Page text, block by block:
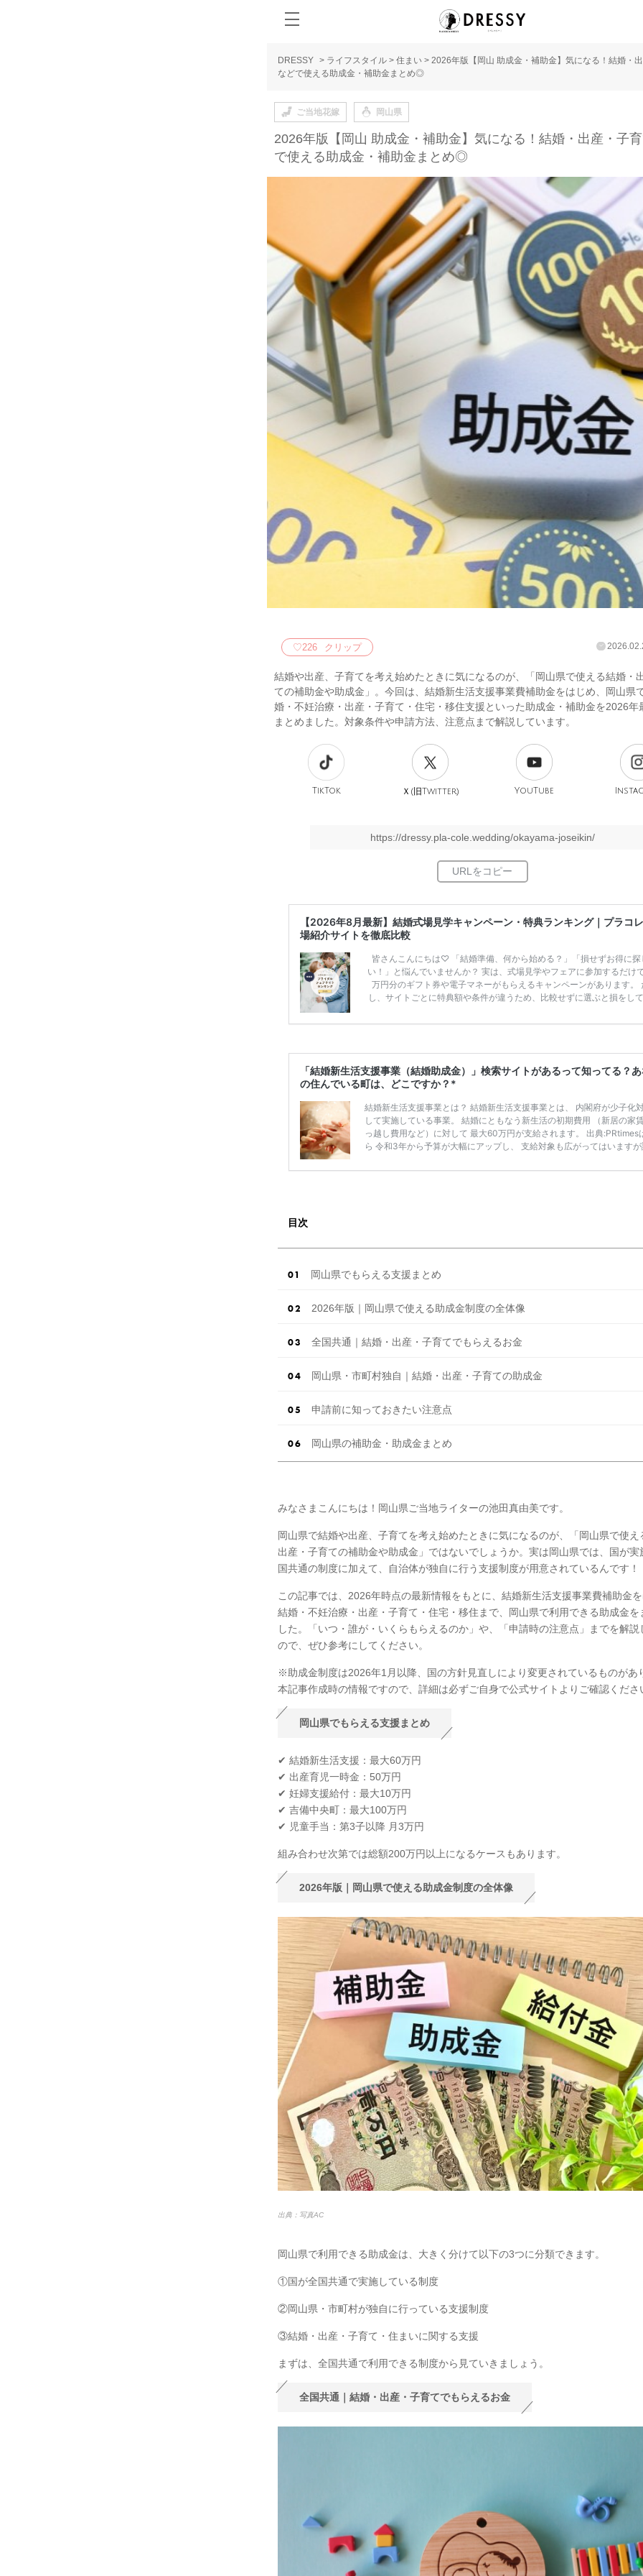
DRESSY > ライフスタイル > 住まい > 2026年版【岡山 助成金・補助金】気になる！結婚・
などで使える助成金・補助金まとめ◎
ご当地花嫁 岡山県
2026年版【岡山 助成金・補助金】気になる！結婚・出産・子
で使える助成金・補助金まとめ◎
♡226 クリップ
結婚や出産、子育てを考え始めたときに気になるのが、「岡山県で使える結婚・
ての補助金や助成金」。今回は、結婚新生活支援事業費補助金をはじめ、岡山県
婚・不妊治療・出産・子育て・住宅・移住支援といった助成金・補助金を2026年
まとめました。対象条件や申請方法、注意点まで解説しています。
TikTok Ｘ(旧Twitter) YouTube
https://dressy.pla-cole.wedding/okayama-joseikin/
【2026年8月最新】結婚式場見学キャンペーン・特典ランキング｜プラコ
場紹介サイトを徹底比較
皆さんこんにちは♡ 「結婚準備、何から始める？」「損せずお得に探
い！」と悩んでいませんか？ 実は、式場見学やフェアに参加するだけ
万円分のギフト券や電子マネーがもらえるキャンペーンがあります。
し、サイトごとに特典額や条件が違うため、比較せずに選ぶと損をし
ンペーン特典ランキングを公開！ 比較サイト：プラコレ、ゼクシィ、
「結婚新生活支援事業（結婚助成金）」検索サイトがあるって知ってる？
の住んでいる町は、どこですか？*
結婚新生活支援事業とは？ 結婚新生活支援事業とは、 内閣府が少子化
して実施している事業。 結婚にともなう新生活の初期費用 （新居の家
っ越し費用など）に対して 最大60万円が支給されます。 出典:PRtimes
ら 令和3年から予算が大幅にアップし、 支給対象も広がってはいますが
わからない」という声もありました。 実施している自治体は限られて
目次
岡山県でもらえる支援まとめ
2026年版｜岡山県で使える助成金制度の全体像
全国共通｜結婚・出産・子育てでもらえるお金
岡山県・市町村独自｜結婚・出産・子育ての助成金
申請前に知っておきたい注意点
岡山県の補助金・助成金まとめ
みなさまこんにちは！岡山県ご当地ライターの池田真由美です。
岡山県で結婚や出産、子育てを考え始めたときに気になるのが、「岡山県で使え
出産・子育ての補助金や助成金」ではないでしょうか。実は岡山県では、国が実
国共通の制度に加えて、自治体が独自に行う支援制度が用意されているんです！
この記事では、2026年時点の最新情報をもとに、結婚新生活支援事業費補助金を
結婚・不妊治療・出産・子育て・住宅・移住まで、岡山県で利用できる助成金を
した。「いつ・誰が・いくらもらえるのか」や、「申請時の注意点」までを解説
ので、ぜひ参考にしてください。
※助成金制度は2026年1月以降、国の方針見直しにより変更されているものがあ
本記事作成時の情報ですので、詳細は必ずご自身で公式サイトよりご確認くださ
岡山県でもらえる支援まとめ
✔ 結婚新生活支援：最大60万円
✔ 出産育児一時金：50万円
✔ 妊婦支援給付：最大10万円
✔ 吉備中央町：最大100万円
✔ 児童手当：第3子以降 月3万円
組み合わせ次第では総額200万円以上になるケースもあります。
2026年版｜岡山県で使える助成金制度の全体像
出典：写真AC
岡山県で利用できる助成金は、大きく分けて以下の3つに分類できます。
①国が全国共通で実施している制度
②岡山県・市町村が独自に行っている支援制度
③結婚・出産・子育て・住まいに関する支援
まずは、全国共通で利用できる制度から見ていきましょう。
全国共通｜結婚・出産・子育てでもらえるお金